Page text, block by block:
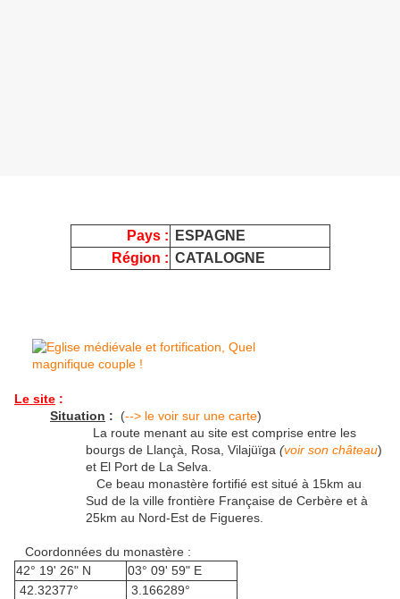
Pays :
ESPAGNE
Région : CATALOGNE
Le site :
Situation : (--> le voir sur une carte)
La route menant au site est comprise entre les
bourgs de Llançà, Rosa, Vilajüïga (voir son château)
et El Port de La Selva.
Ce beau monastère fortifié est situé à 15km au
Sud de la ville frontière Française de Cerbère et à
25km au Nord-Est de Figueres.
Coordonnées du monastère :
42° 19' 26" N
03° 09' 59" E
42.32377°
3.166289°